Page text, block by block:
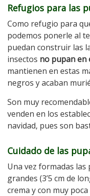
Refugios para las
Como refugio para
podemos ponerle al
puedan construir las
insectos no pupan en
mantienen en estas
negros y acaban
Son muy
venden en los
navidad, pues son
Cuidado de las
Una vez formadas
grandes (3’5 cm de
crema y con muy